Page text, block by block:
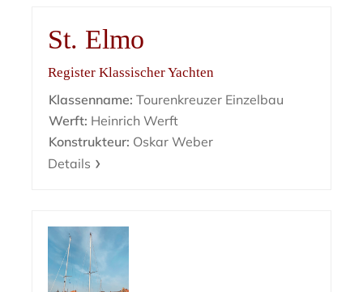
St. Elmo
Register Klassischer Yachten
Klassenname: Tourenkreuzer Einzelbau
Werft: Heinrich Werft
Konstrukteur: Oskar Weber
Details